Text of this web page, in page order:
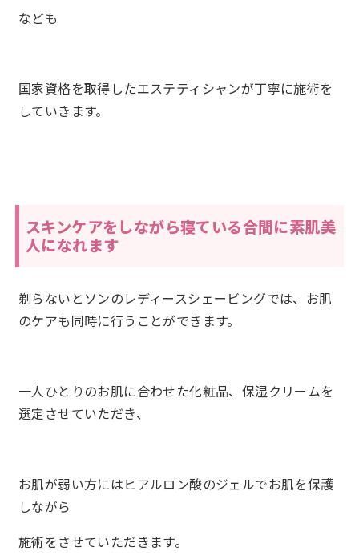
なども
国家資格を取得したエステティシャンが丁寧に施術を
していきます。
スキンケアをしながら寝ている合間に素肌美
人になれます
剃らないとソンのレディースシェービングでは、お肌
のケアも同時に行うことができます。
一人ひとりのお肌に合わせた化粧品、保湿クリームを
選定させていただき、
お肌が弱い方にはヒアルロン酸のジェルでお肌を保護
しながら
施術をさせていただきます。